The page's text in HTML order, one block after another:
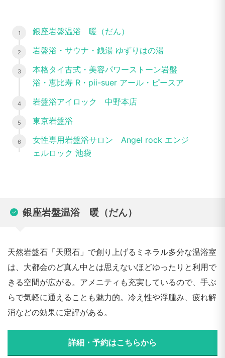
銀座岩盤温浴 暖（だん）
岩盤浴・サウナ・銭湯 ゆずりはの湯
本格タイ古式・美容パワーストーン岩盤
浴・恵比寿 R・pii-suer アール・ピースア
岩盤浴アイロック 中野本店
東京岩盤浴
女性専用岩盤浴サロン Angel rock エンジ
ェルロック 池袋
銀座岩盤温浴 暖（だん）
天然岩盤石「天照石」で創り上げるミネラル多分な温浴室
は、大都会のど真ん中とは思えないほどゆったりと利用で
きる空間が広がる。アメニティも充実しているので、手ぶ
らで気軽に通えることも魅力的。冷え性や浮腫み、疲れ解
消などの効果に定評がある。
詳細・予約はこちらから